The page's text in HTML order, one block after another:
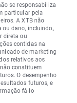
se responsabiliza
particular pela
A XTB não
ou dano, incluindo,
direta ou
contidas na
de marketing
relativos aos
constituem
O desempenho
futuros, e
fá-lo